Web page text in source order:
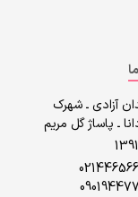
آزادی ـ شهرک
ـ پاساژ گل مریم